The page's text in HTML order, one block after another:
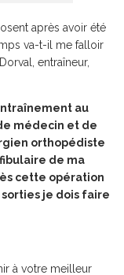
après avoir été
va-t-il me falloir
entraîneur,
au
médecin et de
orthopédiste
de ma
cette opération
je dois faire
à votre meilleur